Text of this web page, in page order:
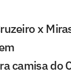
x
camisa do